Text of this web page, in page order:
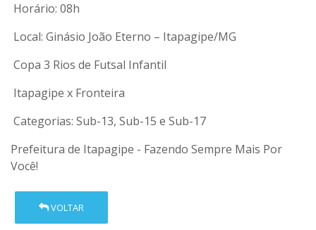
Horário: 08h
Local: Ginásio João Eterno – Itapagipe/MG
Copa 3 Rios de Futsal Infantil
Itapagipe x Fronteira
Categorias: Sub-13, Sub-15 e Sub-17
Prefeitura de Itapagipe - Fazendo Sempre Mais Por
Você!
VOLTAR